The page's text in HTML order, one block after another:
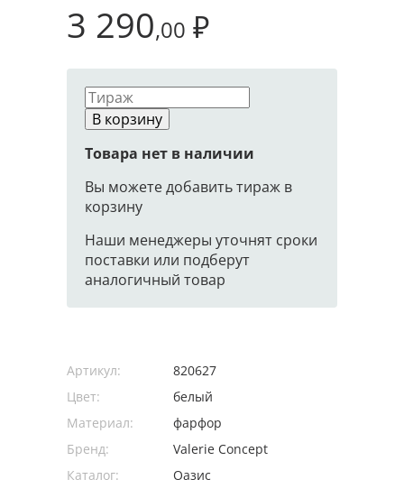
3 290,00 ₽
В корзину
Товара нет в наличии
Вы можете добавить тираж в
корзину
Наши менеджеры уточнят сроки
поставки или подберут
аналогичный товар
Артикул:
820627
Цвет:
белый
Материал:
фарфор
Бренд:
Valerie Concept
Каталог:
Оазис